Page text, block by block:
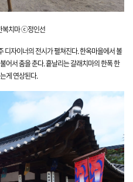
복치마 ⓒ정인선
디자이너의 전시가 펼쳐진다. 한옥마을에서 볼
어서 춤을 춘다. 흩날리는 갈래치마의 한폭 한
게 연상된다.